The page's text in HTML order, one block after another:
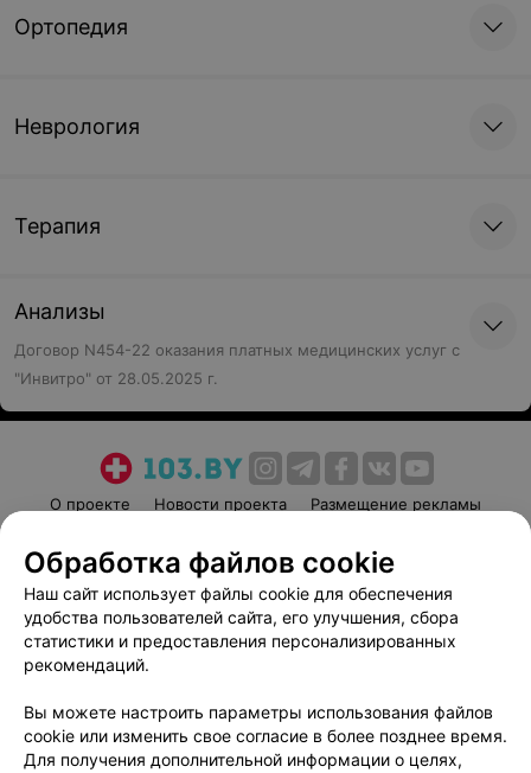
Ортопедия
Неврология
Терапия
Анализы
Договор N454-22 оказания платных медицинских услуг с
"Инвитро" от 28.05.2025 г.
О проекте Новости проекта
Размещение рекламы
Пользовательское соглашение
Способы оплаты
Вакансии
Партнеры
Написать руководителю 103.by
Обработка персональных данных
Обработка файлов cookie
Наш сайт использует файлы cookie для обеспечения
удобства пользователей сайта, его улучшения, сбора
статистики и предоставления персонализированных
рекомендаций.
Вы можете настроить параметры использования файлов
cookie или изменить свое согласие в более позднее время.
Для получения дополнительной информации о целях,